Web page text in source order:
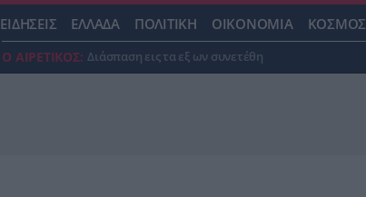
ΕΙΔΗΣΕΙΣ ΕΛΛΑΔΑ ΠΟΛΙΤΙΚΗ ΟΙΚΟΝΟΜΙΑ ΚΟΣΜΟΣ
Ο ΑΙΡΕΤΙΚΟΣ: Διάσπαση εις τα εξ ων συνετέθη